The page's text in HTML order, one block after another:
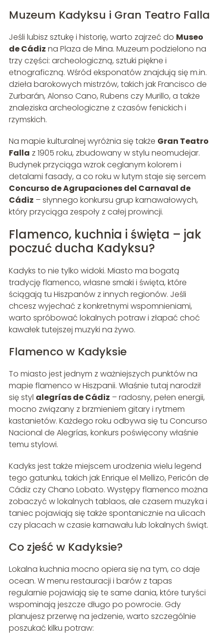
Muzeum Kadyksu i Gran Teatro Falla
Jeśli lubisz sztukę i historię, warto zajrzeć do Museo
de Cádiz na Plaza de Mina. Muzeum podzielono na
trzy części: archeologiczną, sztuki piękne i
etnograficzną. Wśród eksponatów znajdują się m.in.
dzieła barokowych mistrzów, takich jak Francisco de
Zurbarán, Alonso Cano, Rubens czy Murillo, a także
znaleziska archeologiczne z czasów fenickich i
rzymskich.
Na mapie kulturalnej wyróżnia się także Gran Teatro
Falla z 1905 roku, zbudowany w stylu neomudejar.
Budynek przyciąga wzrok ceglanym kolorem i
detalami fasady, a co roku w lutym staje się sercem
Concurso de Agrupaciones del Carnaval de
Cádiz – słynnego konkursu grup karnawałowych,
który przyciąga zespoły z całej prowincji.
Flamenco, kuchnia i święta – jak
poczuć ducha Kadyksu?
Kadyks to nie tylko widoki. Miasto ma bogatą
tradycję flamenco, własne smaki i święta, które
ściągają tu Hiszpanów z innych regionów. Jeśli
chcesz wyjechać z konkretnymi wspomnieniami,
warto spróbować lokalnych potraw i złapać choć
kawałek tutejszej muzyki na żywo.
Flamenco w Kadyksie
To miasto jest jednym z ważniejszych punktów na
mapie flamenco w Hiszpanii. Właśnie tutaj narodził
się styl alegrías de Cádiz – radosny, pełen energii,
mocno związany z brzmieniem gitary i rytmem
kastanietów. Każdego roku odbywa się tu Concurso
Nacional de Alegrías, konkurs poświęcony właśnie
temu stylowi.
Kadyks jest także miejscem urodzenia wielu legend
tego gatunku, takich jak Enrique el Mellizo, Pericón de
Cádiz czy Chano Lobato. Występy flamenco można
zobaczyć w lokalnych tablaos, ale czasem muzyka i
taniec pojawiają się także spontanicznie na ulicach
czy placach w czasie karnawału lub lokalnych świąt.
Co zjeść w Kadyksie?
Lokalna kuchnia mocno opiera się na tym, co daje
ocean. W menu restauracji i barów z tapas
regularnie pojawiają się te same dania, które turyści
wspominają jeszcze długo po powrocie. Gdy
planujesz przerwę na jedzenie, warto szczególnie
poszukać kilku potraw: